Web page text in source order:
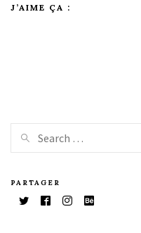
J’AIME ÇA :
PARTAGER